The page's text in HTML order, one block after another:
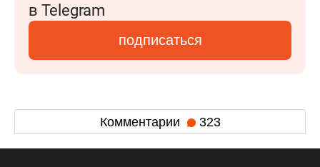
в Telegram
подписаться
Комментарии 323